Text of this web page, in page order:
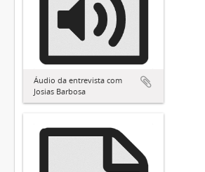
Áudio da entrevista com
Josias Barbosa